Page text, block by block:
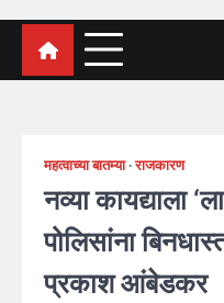
a leading NEWS
महत्वाच्या बातम्या राजकारण
नव्या कायद्याला
पोलिसांना
प्रकाश आंबेडकर